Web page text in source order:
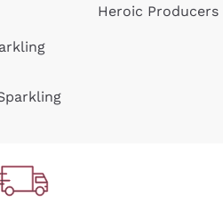
Heroic Producers